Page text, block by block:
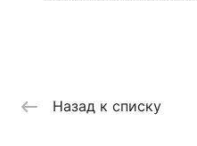
Назад к списку